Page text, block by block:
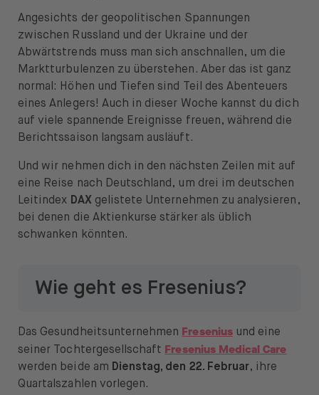
Glossar
Investieren lernen
Investieren in
Aktien & ETFs
News & Insights
Prime
Sicherheit & Schutz
Über
Karriere
Presse
Hilfe
Angesichts der geopolitischen Spannungen
zwischen Russland und der Ukraine und der
Abwärtstrends muss man sich anschnallen, um die
Marktturbulenzen zu überstehen. Aber das ist ganz
normal: Höhen und Tiefen sind Teil des Abenteuers
eines Anlegers! Auch in dieser Woche kannst du dich
auf viele spannende Ereignisse freuen, während die
Berichtssaison langsam ausläuft.
Und wir nehmen dich in den nächsten Zeilen mit auf
eine Reise nach Deutschland, um drei im deutschen
Leitindex DAXgelistete Unternehmen zu analysieren,
bei denen die Aktienkurse stärker als üblich
schwanken könnten.
Wie geht es Fresenius?
Das Gesundheitsunternehmen Freseniusund eine
seiner Tochtergesellschaft Fresenius Medical Care
werden beide am Dienstag, den 22. Februar, ihre
Quartalszahlen vorlegen.